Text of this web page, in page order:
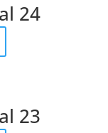
24
23